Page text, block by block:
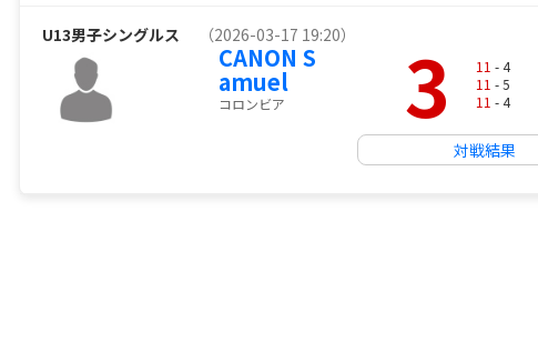
U13男子シングルス （2026-03-17 19:20）
CANON S
amuel
コロンビア 3 11 - 4
11 - 5
11 - 4
対戦結果